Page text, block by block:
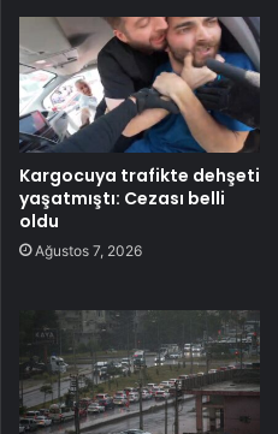
Kargocuya trafikte dehşeti
yaşatmıştı: Cezası belli
oldu
Ağustos 7, 2026